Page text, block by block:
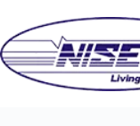
content